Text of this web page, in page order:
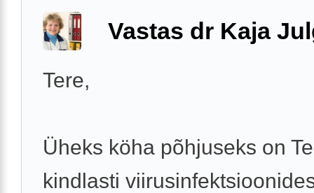
Vastas dr Kaja
Tere,
Üheks köha põhjuseks on
kindlasti